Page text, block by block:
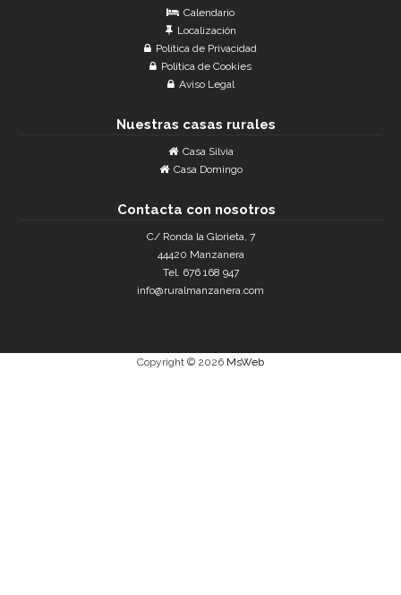
Calendario
Localización
Política de Privacidad
Política de Cookies
Aviso Legal
Nuestras casas rurales
Casa Silvia
Casa Domingo
Contacta con nosotros
C/ Ronda la Glorieta, 7
44420 Manzanera
Tel. 676 168 947
info@ruralmanzanera.com
Copyright © 2026 MsWeb